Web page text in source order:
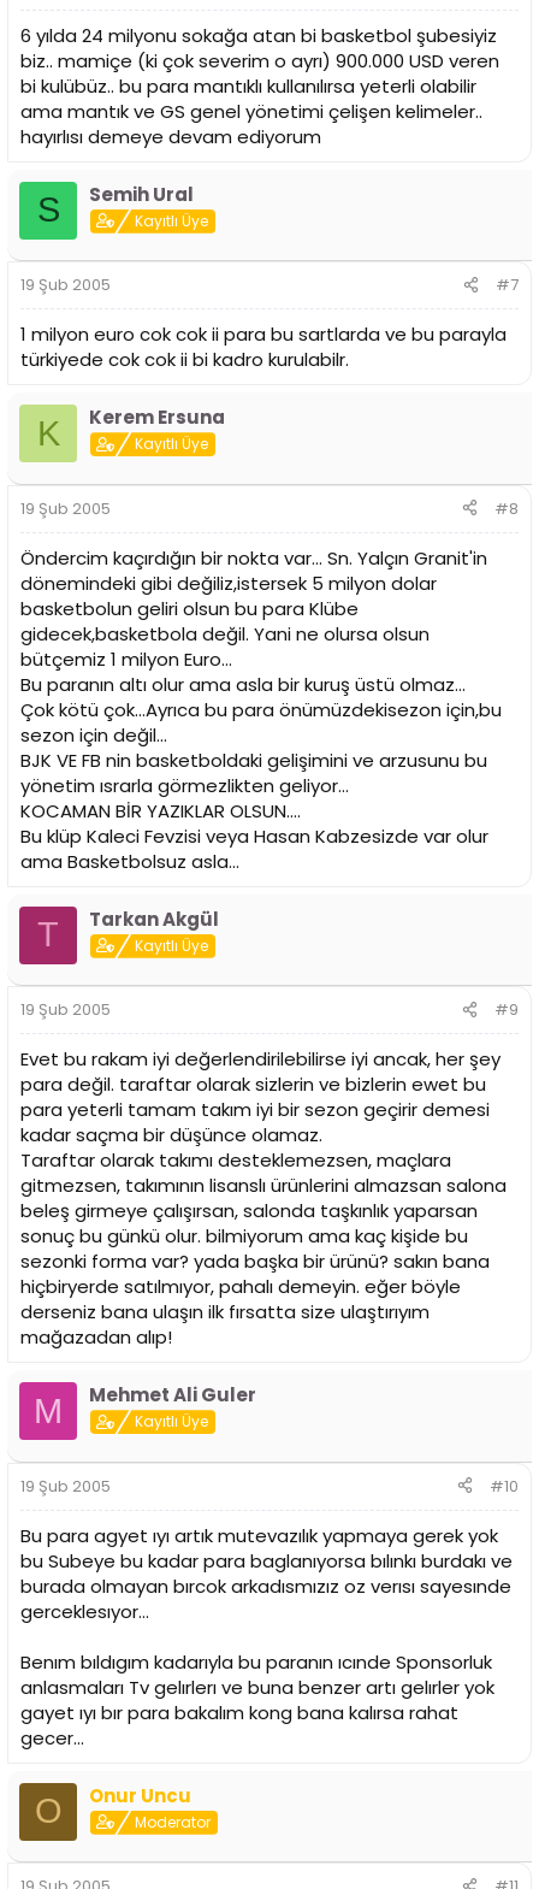
6 yılda 24 milyonu sokağa atan bi basketbol şubesiyiz
biz.. mamiçe (ki çok severim o ayrı) 900.000 USD veren
bi kulübüz.. bu para mantıklı kullanılırsa yeterli olabilir
ama mantık ve GS genel yönetimi çelişen kelimeler..
hayırlısı demeye devam ediyorum
S Semih Ural
Kayıtlı Üye
19 Şub 2005 #7
1 milyon euro cok cok ii para bu sartlarda ve bu parayla
türkiyede cok cok ii bi kadro kurulabilr.
K Kerem Ersuna
Kayıtlı Üye
19 Şub 2005 #8
Öndercim kaçırdığın bir nokta var... Sn. Yalçın Granit'in
dönemindeki gibi değiliz,istersek 5 milyon dolar
basketbolun geliri olsun bu para Klübe
gidecek,basketbola değil. Yani ne olursa olsun
bütçemiz 1 milyon Euro...
Bu paranın altı olur ama asla bir kuruş üstü olmaz...
Çok kötü çok...Ayrıca bu para önümüzdekisezon için,bu
sezon için değil...
BJK VE FB nin basketboldaki gelişimini ve arzusunu bu
yönetim ısrarla görmezlikten geliyor...
KOCAMAN BİR YAZIKLAR OLSUN....
Bu klüp Kaleci Fevzisi veya Hasan Kabzesizde var olur
ama Basketbolsuz asla...
T Tarkan Akgül
Kayıtlı Üye
19 Şub 2005 #9
Evet bu rakam iyi değerlendirilebilirse iyi ancak, her şey
para değil. taraftar olarak sizlerin ve bizlerin ewet bu
para yeterli tamam takım iyi bir sezon geçirir demesi
kadar saçma bir düşünce olamaz.
Taraftar olarak takımı desteklemezsen, maçlara
gitmezsen, takımının lisanslı ürünlerini almazsan salona
beleş girmeye çalışırsan, salonda taşkınlık yaparsan
sonuç bu günkü olur. bilmiyorum ama kaç kişide bu
sezonki forma var? yada başka bir ürünü? sakın bana
hiçbiryerde satılmıyor, pahalı demeyin. eğer böyle
derseniz bana ulaşın ilk fırsatta size ulaştırıyım
mağazadan alıp!
M Mehmet Ali Guler
Kayıtlı Üye
19 Şub 2005 #10
Bu para agyet ıyı artık mutevazılık yapmaya gerek yok
bu Subeye bu kadar para baglanıyorsa bılınkı burdakı ve
burada olmayan bırcok arkadısmızız oz verısı sayesınde
gerceklesıyor...
Benım bıldıgım kadarıyla bu paranın ıcınde Sponsorluk
anlasmaları Tv gelırlerı ve buna benzer artı gelırler yok
gayet ıyı bır para bakalım kong bana kalırsa rahat
gecer...
O Onur Uncu
Moderator